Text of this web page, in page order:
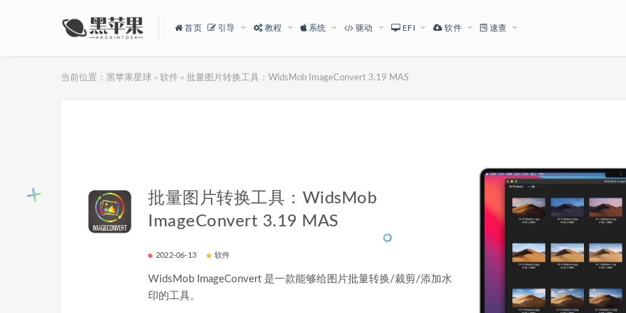
首页 引导 教程 系统 驱动 EFI 软件 速查
当前位置： 黑苹果星球 > 软件 > 批量图片转换工具：WidsMob ImageConvert 3.19 MAS
批量图片转换工具：WidsMob
ImageConvert 3.19 MAS
2022-06-13 软件
WidsMob ImageConvert 是一款能够给图片批量转换/裁剪/添加水
印的工具。